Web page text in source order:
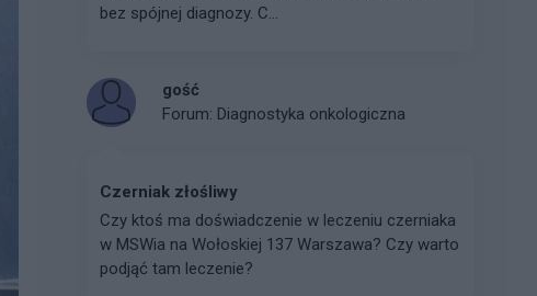
bez spójnej diagnozy. C...
gość
Forum: Diagnostyka onkologiczna
Czerniak złośliwy
Czy ktoś ma doświadczenie w leczeniu czerniaka
w MSWia na Wołoskiej 137 Warszawa? Czy warto
podjąć tam leczenie?